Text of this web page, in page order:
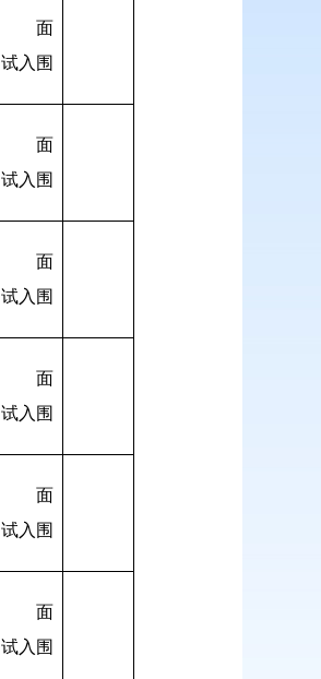
面
试入围
面
试入围
面
试入围
面
试入围
面
试入围
面
试入围